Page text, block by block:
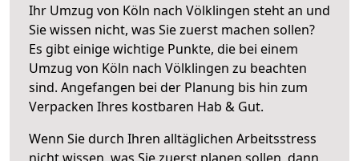
Ihr Umzug von Köln nach Völklingen steht an und
Sie wissen nicht, was Sie zuerst machen sollen?
Es gibt einige wichtige Punkte, die bei einem
Umzug von Köln nach Völklingen zu beachten
sind. Angefangen bei der Planung bis hin zum
Verpacken Ihres kostbaren Hab & Gut.
Wenn Sie durch Ihren alltäglichen Arbeitsstress